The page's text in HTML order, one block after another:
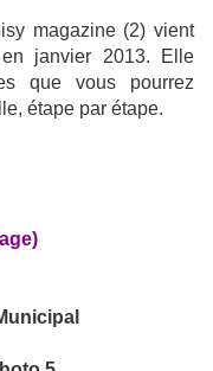
magazine (2) vient
janvier 2013. Elle
que vous pourrez
étape par étape.